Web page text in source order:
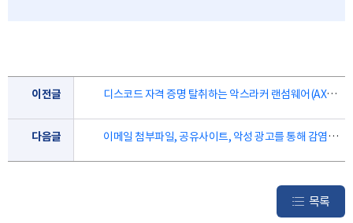
이전글 디스코드 자격 증명 탈취하는 악스라커 랜섬웨어(AXLocker Ransomware)
다음글 이메일 첨부파일, 공유사이트, 악성 광고를 통해 감염되는 Zxc 랜섬웨어
목록